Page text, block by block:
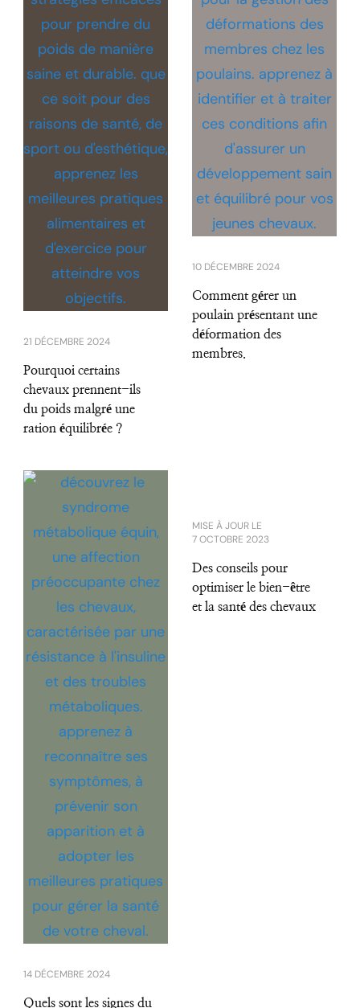
21 DÉCEMBRE 2024
Pourquoi certains
chevaux prennent-ils
du poids malgré une
ration équilibrée ?
10 DÉCEMBRE 2024
Comment gérer un
poulain présentant une
déformation des
membres.
14 DÉCEMBRE 2024
Quels sont les signes du
MISE À JOUR LE
7 OCTOBRE 2023
Des conseils pour
optimiser le bien-être
et la santé des chevaux